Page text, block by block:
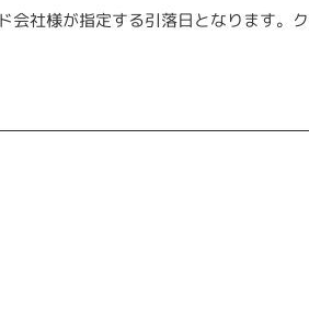
会社様が指定する引落日となります。